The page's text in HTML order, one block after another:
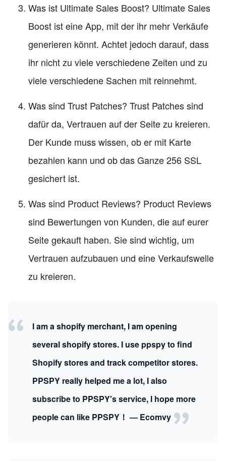
Was ist Ultimate Sales Boost? Ultimate Sales
Boost ist eine App, mit der ihr mehr Verkäufe
generieren könnt. Achtet jedoch darauf, dass
ihr nicht zu viele verschiedene Zeiten und zu
viele verschiedene Sachen mit reinnehmt.
Was sind Trust Patches? Trust Patches sind
dafür da, Vertrauen auf der Seite zu kreieren.
Der Kunde muss wissen, ob er mit Karte
bezahlen kann und ob das Ganze 256 SSL
gesichert ist.
Was sind Product Reviews? Product Reviews
sind Bewertungen von Kunden, die auf eurer
Seite gekauft haben. Sie sind wichtig, um
Vertrauen aufzubauen und eine Verkaufswelle
zu kreieren.
I am a shopify merchant, I am opening
several shopify stores. I use ppspy to find
Shopify stores and track competitor stores.
PPSPY really helped me a lot, I also
subscribe to PPSPY's service, I hope more
people can like PPSPY！ — Ecomvy